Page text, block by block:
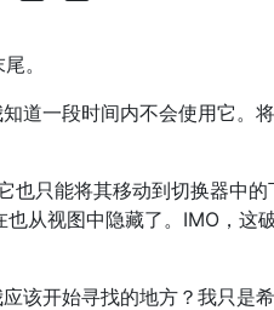
。
道一段时间内不会使用它。
也只能将其移动到切换器中
也从视图中隐藏了。IMO，这
该开始寻找的地方？我只是